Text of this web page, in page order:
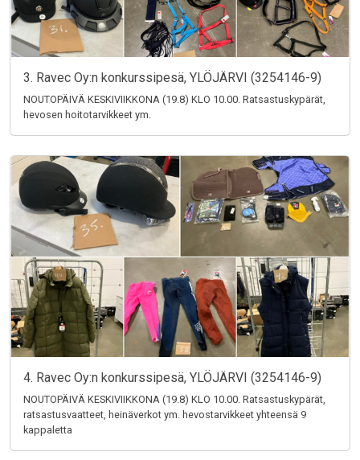
3. Ravec Oy:n konkurssipesä, YLÖJÄRVI (3254146-9)
NOUTOPÄIVÄ KESKIVIIKKONA (19.8) KLO 10.00. Ratsastuskypärät,
hevosen hoitotarvikkeet ym.
4. Ravec Oy:n konkurssipesä, YLÖJÄRVI (3254146-9)
NOUTOPÄIVÄ KESKIVIIKKONA (19.8) KLO 10.00. Ratsastuskypärät,
ratsastusvaatteet, heinäverkot ym. hevostarvikkeet yhteensä 9
kappaletta